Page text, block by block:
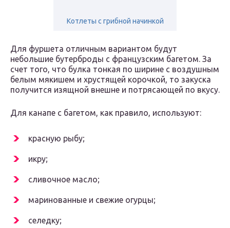
Котлеты с грибной начинкой
Для фуршета отличным вариантом будут
небольшие бутерброды с французским багетом. За
счет того, что булка тонкая по ширине с воздушным
белым мякишем и хрустящей корочкой, то закуска
получится изящной внешне и потрясающей по вкусу.
Для канапе с багетом, как правило, используют:
красную рыбу;
икру;
сливочное масло;
маринованные и свежие огурцы;
селедку;